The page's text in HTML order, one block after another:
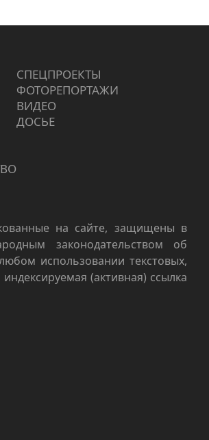
СПЕЦПРОЕКТЫ
ФОТОРЕПОРТАЖИ
ВИДЕО
ДОСЬЕ
на сайте, защищены в
законодательством об
использовании текстовых,
(активная) ссылка